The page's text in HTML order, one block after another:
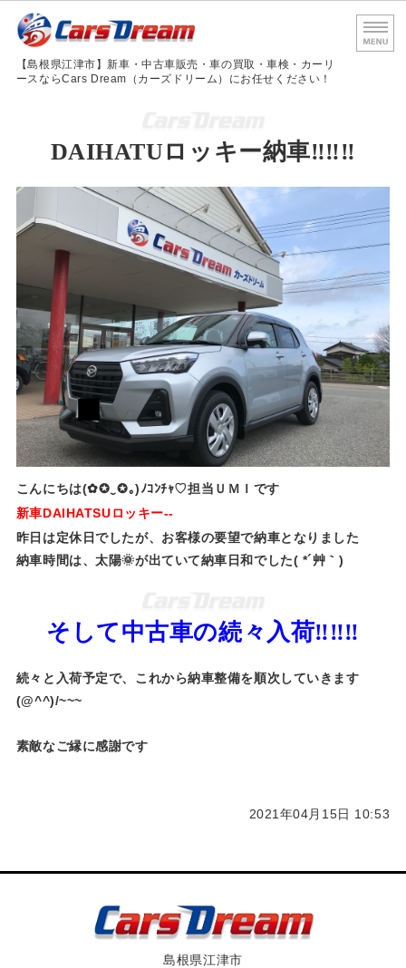
島根
【島根県江津市】新車・中古車販売・車の買取・車検・カーリ
ースならCars Dream（カーズドリーム）にお任せください！
サービス内容
車検・法定点検
会社概要
お問い合わせ
DAIHATUロッキー納車‼‼‼
こんにちは(✿✪‿✪｡)ﾉｺﾝﾁｬ♡担当ＵＭＩです
新車DAIHATSUロッキー--
昨日は定休日でしたが、お客様の要望で納車となりました
納車時間は、太陽🌞が出ていて納車日和でした( *´艸｀)
そして中古車の続々入荷‼‼‼
続々と入荷予定で、これから納車整備を順次していきます
(@^^)/~~~
素敵なご縁に感謝です
2021年04月15日 10:53
島根県江津市